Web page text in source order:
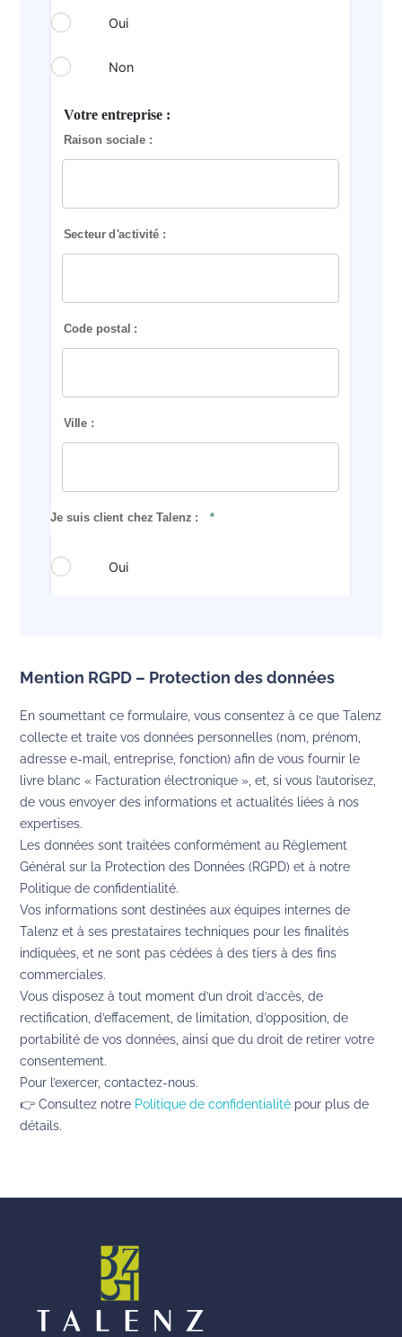
Mention RGPD – Protection des données
En soumettant ce formulaire, vous consentez à ce que Talenz
collecte et traite vos données personnelles (nom, prénom,
adresse e-mail, entreprise, fonction) afin de vous fournir le
livre blanc « Facturation électronique », et, si vous l’autorisez,
de vous envoyer des informations et actualités liées à nos
expertises.
Les données sont traitées conformément au Règlement
Général sur la Protection des Données (RGPD) et à notre
Politique de confidentialité.
Vos informations sont destinées aux équipes internes de
Talenz et à ses prestataires techniques pour les finalités
indiquées, et ne sont pas cédées à des tiers à des fins
commerciales.
Vous disposez à tout moment d’un droit d’accès, de
rectification, d’effacement, de limitation, d’opposition, de
portabilité de vos données, ainsi que du droit de retirer votre
consentement.
Pour l’exercer, contactez-nous.
👉 Consultez notre Politique de confidentialité pour plus de
détails.